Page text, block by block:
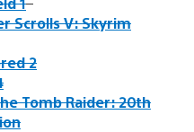
Scrolls V: Skyrim
2
Tomb Raider: 20th